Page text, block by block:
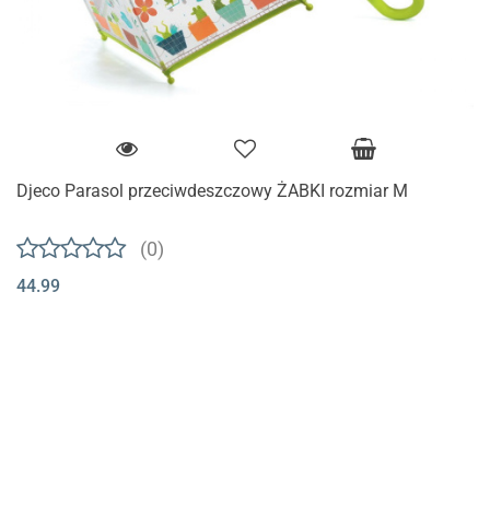
Djeco Parasol przeciwdeszczowy ŻABKI rozmiar M
(0)
44.99